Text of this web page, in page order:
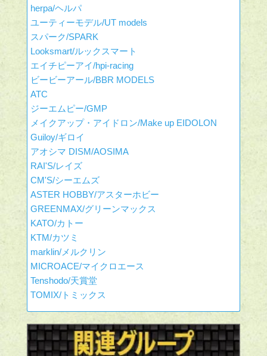
herpa/ヘルパ
ユーティーモデル/UT models
スパーク/SPARK
Looksmart/ルックスマート
エイチピーアイ/hpi-racing
ビービーアール/BBR MODELS
ATC
ジーエムピー/GMP
メイクアップ・アイドロン/Make up EIDOLON
Guiloy/ギロイ
アオシマ DISM/AOSIMA
RAI'S/レイズ
CM'S/シーエムズ
ASTER HOBBY/アスターホビー
GREENMAX/グリーンマックス
KATO/カトー
KTM/カツミ
marklin/メルクリン
MICROACE/マイクロエース
Tenshodo/天賞堂
TOMIX/トミックス